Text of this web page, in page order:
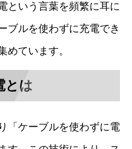
という言葉を頻繁に耳に
ブルを使わずに充電でき
めています。
とは
「ケーブルを使わずに電